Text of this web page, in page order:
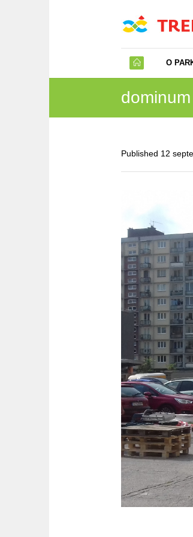
O
dominum
Published 12